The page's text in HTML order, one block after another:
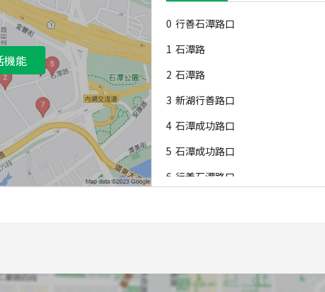
機能
0 行善石潭路口
1 石潭路
2 石潭路
3 新湖行善路口
4 石潭成功路口
5 石潭成功路口
6 行善石潭路口
A 精技大樓